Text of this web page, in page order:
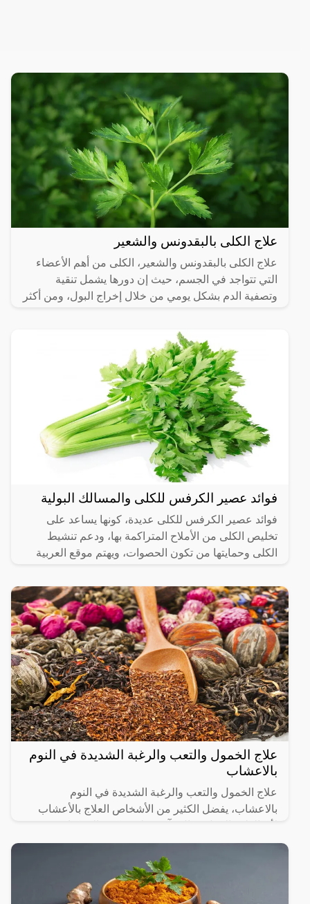
علاج الكلى بالبقدونس والشعير
علاج الكلى بالبقدونس والشعير، الكلى من أهم الأعضاء
التي تتواجد في الجسم، حيث إن دورها يشمل تنقية
وتصفية الدم بشكل يومي من خلال إخراج البول، ومن أكثر
فوائد عصير الكرفس للكلى والمسالك البولية
فوائد عصير الكرفس للكلى عديدة، كونها يساعد على
تخليص الكلى من الأملاح المتراكمة بها، ودعم تنشيط
الكلى وحمايتها من تكون الحصوات، ويهتم موقع العربية
علاج الخمول والتعب والرغبة الشديدة في النوم
بالاعشاب
علاج الخمول والتعب والرغبة الشديدة في النوم
بالاعشاب، يفضل الكثير من الأشخاص العلاج بالأعشاب
الكيميائية التي قد تسبب